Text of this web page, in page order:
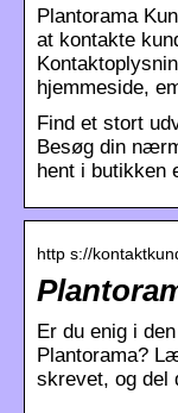
Plantorama
at kontakte
hjemmeside,
Find et stort
Besøg din
hent i butikken
http s://
Er du enig i
Plantorama?
skrevet, og del